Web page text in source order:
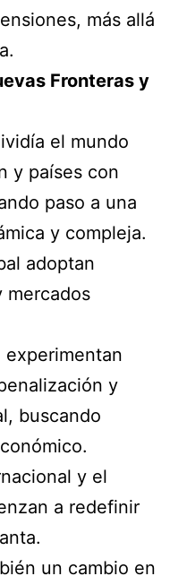
más allá
Fronteras y
el mundo
y países con
paso a una
y compleja.
adoptan
mercados
experimentan
y
buscando
y el
a redefinir
un cambio en